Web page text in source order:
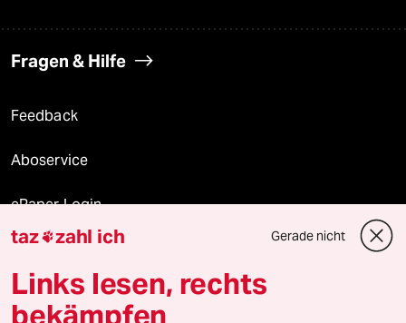
Fragen & Hilfe
Feedback
Aboservice
ePaper Login
Downloads für Abonnierende
taz zahl ich Gerade nicht
Links lesen, rechts
bekämpfen